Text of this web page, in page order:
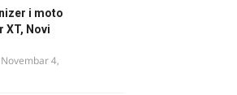
i moto
XT, Novi
Novembar 4,